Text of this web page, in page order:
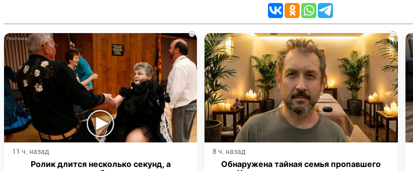
i
11 ч. назад
Ролик длится несколько секунд, а
i
8 ч. назад
Обнаружена тайная семья пропавшего